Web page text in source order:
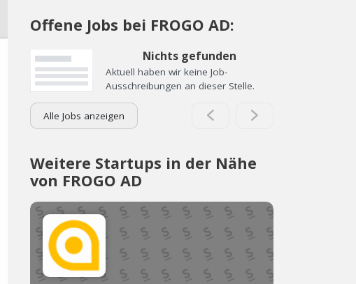
Offene Jobs bei FROGO AD:
Nichts gefunden
Aktuell haben wir keine Job-
Ausschreibungen an dieser Stelle.
Alle Jobs anzeigen
Weitere Startups in der Nähe
von FROGO AD